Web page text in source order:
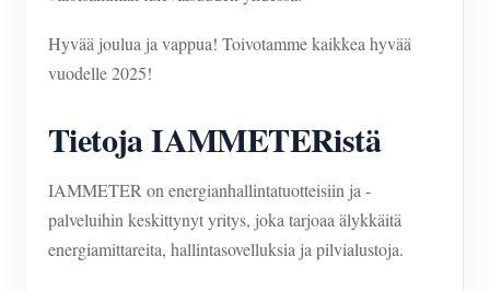
Hyvää joulua ja vappua! Toivotamme kaikkea hyvää
vuodelle 2025!
Tietoja IAMMETERistä
IAMMETER on energianhallintatuotteisiin ja -
palveluihin keskittynyt yritys, joka tarjoaa älykkäitä
energiamittareita, hallintasovelluksia ja pilvialustoja.